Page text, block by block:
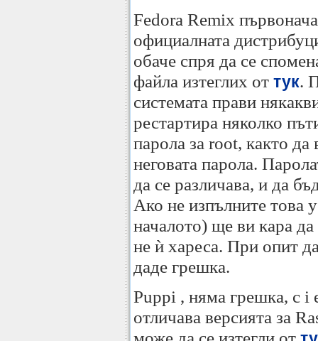
Fedora Remix
официалната
обаче спря да се
файла изтеглих от тук.
системата прави
рестартира няколко
парола за root, както да
неговата парола.
да се различава, и да
Ако не изпълните това
началото) ще ви кара
не ѝ хареса. При опит
даде грешка.
Puppi , няма грешка, с i
отличава версията за